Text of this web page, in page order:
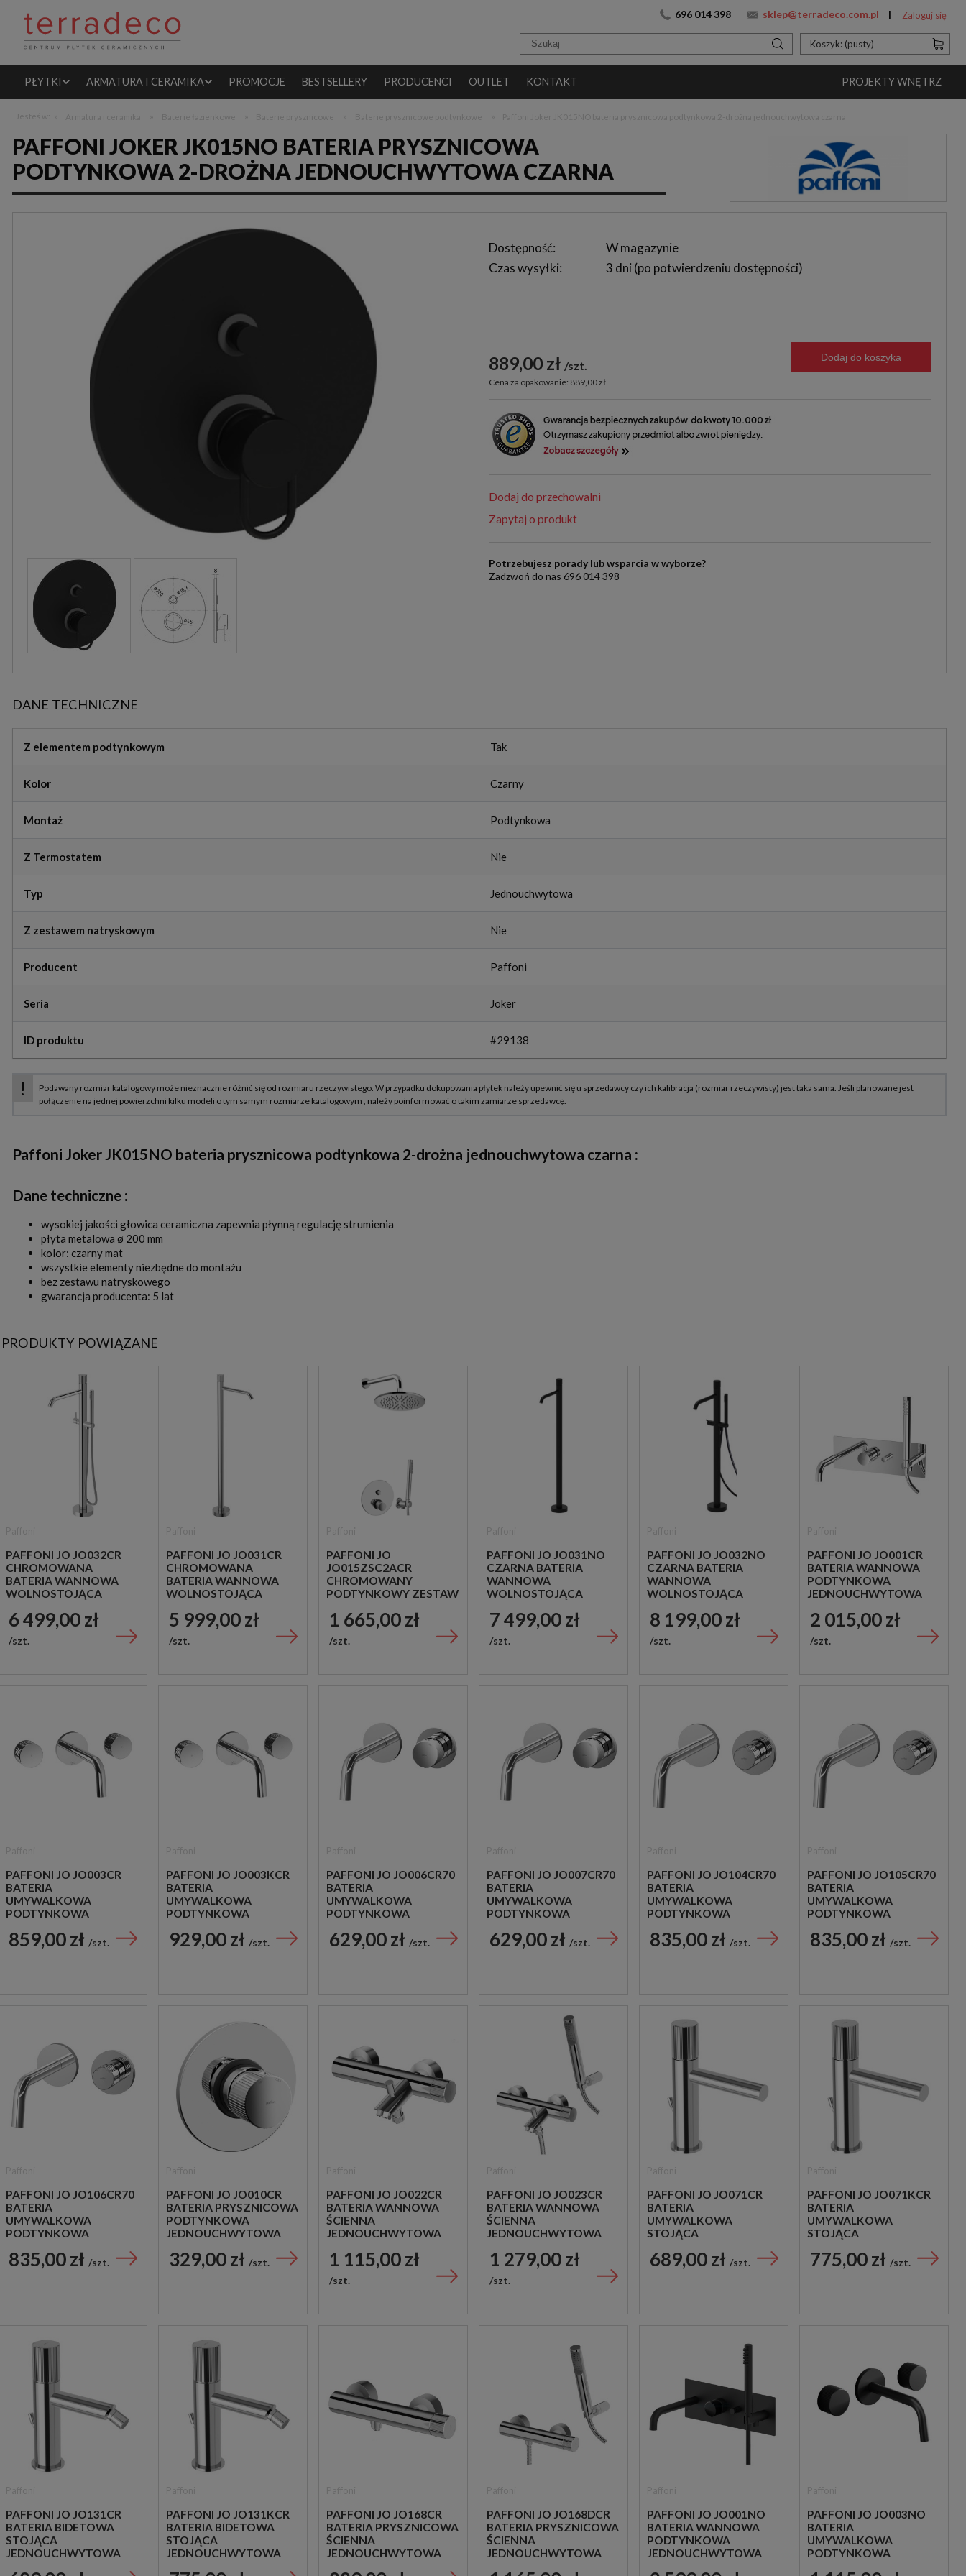
696 014 398 sklep@terradeco.com.pl Zaloguj się
Koszyk: (pusty)
PŁYTKI ARMATURA I CERAMIKA PROMOCJE BESTSELLERY PRODUCENCI OUTLET KONTAKT PROJEKTY WNĘTRZ
PAFFONI JOKER JK015NO BATERIA PRYSZNICOWA
PODTYNKOWA 2-DROŻNA JEDNOUCHWYTOWA CZARNA
Dostępność:
W magazynie
Czas wysyłki:
3 dni
889,00 zł szt.
Cena za opakowanie: 889,00 zł
Dodaj do koszyka
Dodaj do przechowalni
Zapytaj o produkt
Potrzebujesz porady lub wsparcia w wyborze?
Zadzwoń do nas 696 014 398
DANE TECHNICZNE
Z elementem podtynkowym Tak
Kolor Czarny
Montaż Podtynkowa
Z Termostatem Nie
Typ Jednouchwytowa
Z zestawem natryskowym Nie
Producent Paffoni
Seria Joker
ID produktu #29138
Paffoni Joker JK015NO bateria prysznicowa podtynkowa 2-drożna jednouchwytowa czarna :
Dane techniczne :
wysokiej jakości głowica ceramiczna zapewnia płynną regulację strumienia
płyta metalowa ø 200 mm
kolor: czarny mat
wszystkie elementy niezbędne do montażu
bez zestawu natryskowego
gwarancja producenta: 5 lat
PRODUKTY POWIĄZANE
PAFFONI JO JO032CR
CHROMOWANA
BATERIA WANNOWA
WOLNOSTOJĄCA
6 499,00 zł
szt.
PAFFONI JO JO031CR
CHROMOWANA
BATERIA WANNOWA
WOLNOSTOJĄCA
5 999,00 zł
szt.
PAFFONI JO
JO015ZSC2ACR
CHROMOWANY
PODTYNKOWY ZESTAW
1 665,00 zł
szt.
PAFFONI JO JO031NO
CZARNA BATERIA
WANNOWA
WOLNOSTOJĄCA
7 499,00 zł
szt.
PAFFONI JO JO032NO
CZARNA BATERIA
WANNOWA
WOLNOSTOJĄCA
8 199,00 zł
szt.
PAFFONI JO JO001CR
BATERIA WANNOWA
PODTYNKOWA
JEDNOUCHWYTOWA
2 015,00 zł
szt.
PAFFONI JO JO003CR
BATERIA
UMYWALKOWA
PODTYNKOWA
CHROM
859,00 zł szt.
PAFFONI JO JO003KCR
BATERIA
UMYWALKOWA
PODTYNKOWA
CHROM
929,00 zł szt.
PAFFONI JO JO006CR70
BATERIA
UMYWALKOWA
PODTYNKOWA
CHROM
629,00 zł szt.
PAFFONI JO JO007CR70
BATERIA
UMYWALKOWA
PODTYNKOWA
CHROM
629,00 zł szt.
PAFFONI JO JO104CR70
BATERIA
UMYWALKOWA
PODTYNKOWA
CHROM
835,00 zł szt.
PAFFONI JO JO105CR70
BATERIA
UMYWALKOWA
PODTYNKOWA
CHROM
835,00 zł szt.
PAFFONI JO JO106CR70
BATERIA
UMYWALKOWA
PODTYNKOWA
CHROM
835,00 zł szt.
PAFFONI JO JO010CR
BATERIA PRYSZNICOWA
PODTYNKOWA
JEDNOUCHWYTOWA
329,00 zł szt.
PAFFONI JO JO022CR
BATERIA WANNOWA
ŚCIENNA
JEDNOUCHWYTOWA
1 115,00 zł
szt.
PAFFONI JO JO023CR
BATERIA WANNOWA
ŚCIENNA
JEDNOUCHWYTOWA
1 279,00 zł
szt.
PAFFONI JO JO071CR
BATERIA
UMYWALKOWA
STOJĄCA
CHROM
689,00 zł szt.
PAFFONI JO JO071KCR
BATERIA
UMYWALKOWA
STOJĄCA
CHROM
775,00 zł szt.
PAFFONI JO JO131CR
BATERIA BIDETOWA
STOJĄCA
JEDNOUCHWYTOWA
PAFFONI JO JO131KCR
BATERIA BIDETOWA
STOJĄCA
JEDNOUCHWYTOWA
PAFFONI JO JO168CR
BATERIA PRYSZNICOWA
ŚCIENNA
JEDNOUCHWYTOWA
PAFFONI JO JO168DCR
BATERIA PRYSZNICOWA
ŚCIENNA
JEDNOUCHWYTOWA
PAFFONI JO JO001NO
BATERIA WANNOWA
PODTYNKOWA
JEDNOUCHWYTOWA
PAFFONI JO JO003NO
BATERIA
UMYWALKOWA
PODTYNKOWA